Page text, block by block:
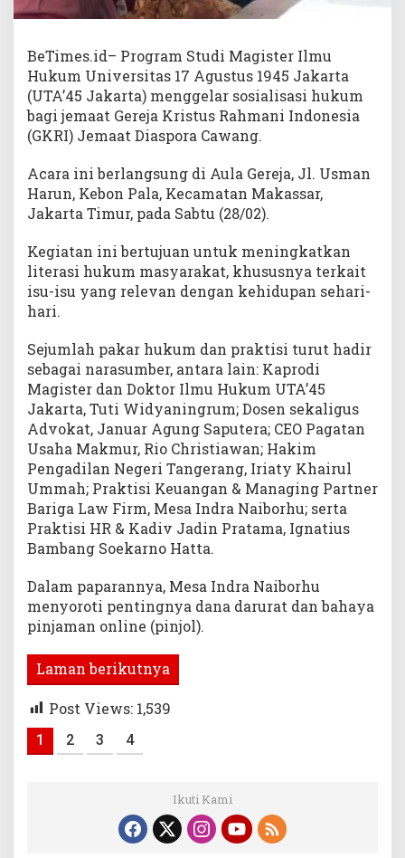
BeTimes.id– Program Studi Magister Ilmu
Hukum Universitas 17 Agustus 1945 Jakarta
(UTA’45 Jakarta) menggelar sosialisasi hukum
bagi jemaat Gereja Kristus Rahmani Indonesia
(GKRI) Jemaat Diaspora Cawang.
Acara ini berlangsung di Aula Gereja, Jl. Usman
Harun, Kebon Pala, Kecamatan Makassar,
Jakarta Timur, pada Sabtu (28/02).
Kegiatan ini bertujuan untuk meningkatkan
literasi hukum masyarakat, khususnya terkait
isu-isu yang relevan dengan kehidupan sehari-
hari.
Sejumlah pakar hukum dan praktisi turut hadir
sebagai narasumber, antara lain: Kaprodi
Magister dan Doktor Ilmu Hukum UTA’45
Jakarta, Tuti Widyaningrum; Dosen sekaligus
Advokat, Januar Agung Saputera; CEO Pagatan
Usaha Makmur, Rio Christiawan; Hakim
Pengadilan Negeri Tangerang, Iriaty Khairul
Ummah; Praktisi Keuangan & Managing Partner
Bariga Law Firm, Mesa Indra Naiborhu; serta
Praktisi HR & Kadiv Jadin Pratama, Ignatius
Bambang Soekarno Hatta.
Dalam paparannya, Mesa Indra Naiborhu
menyoroti pentingnya dana darurat dan bahaya
pinjaman online (pinjol).
Laman berikutnya
Post Views: 1,539
1 2 3 4
Ikuti Kami